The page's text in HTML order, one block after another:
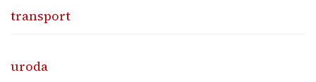
transport
uroda